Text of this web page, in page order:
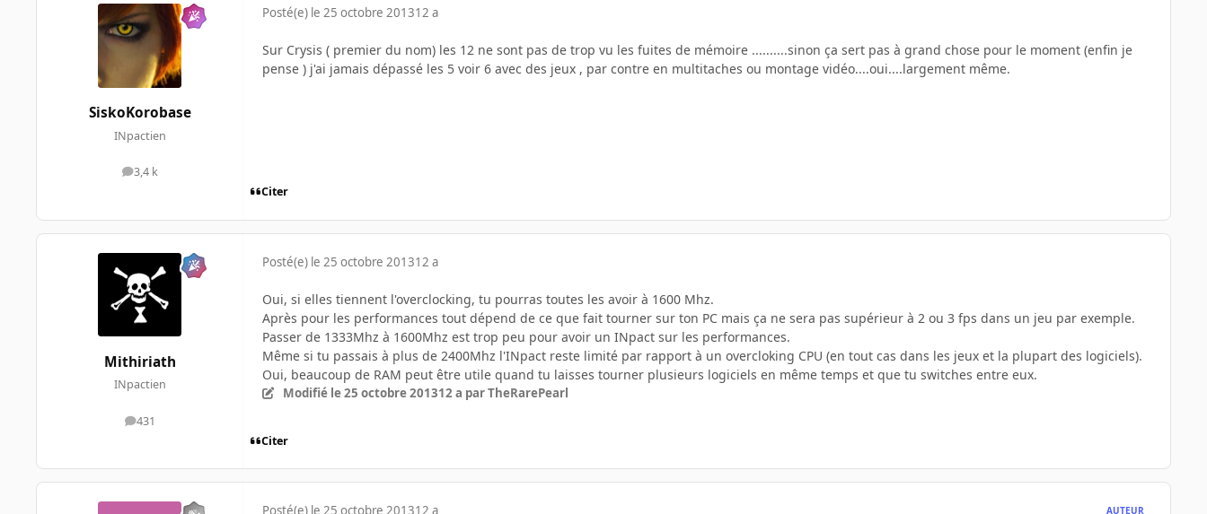
SiskoKorobase
INpactien
3,4 k
messages
Posté(e) le 25 octobre 201312 a
Sur Crysis ( premier du nom) les 12 ne sont pas de trop vu les fuites de mémoire ..........sinon ça sert pas à grand chose pour le moment (enfin je
pense ) j'ai jamais dépassé les 5 voir 6 avec des jeux , par contre en multitaches ou montage vidéo....oui....largement même.
Citer
Mithiriath
INpactien
431
messages
Posté(e) le 25 octobre 201312 a
Oui, si elles tiennent l'overclocking, tu pourras toutes les avoir à 1600 Mhz.
Après pour les performances tout dépend de ce que fait tourner sur ton PC mais ça ne sera pas supérieur à 2 ou 3 fps dans un jeu par exemple.
Passer de 1333Mhz à 1600Mhz est trop peu pour avoir un INpact sur les performances.
Même si tu passais à plus de 2400Mhz l'INpact reste limité par rapport à un overcloking CPU (en tout cas dans les jeux et la plupart des logiciels).
Oui, beaucoup de RAM peut être utile quand tu laisses tourner plusieurs logiciels en même temps et que tu switches entre eux.
Modifié le 25 octobre 201312 a par TheRarePearl
Citer
AUTEUR